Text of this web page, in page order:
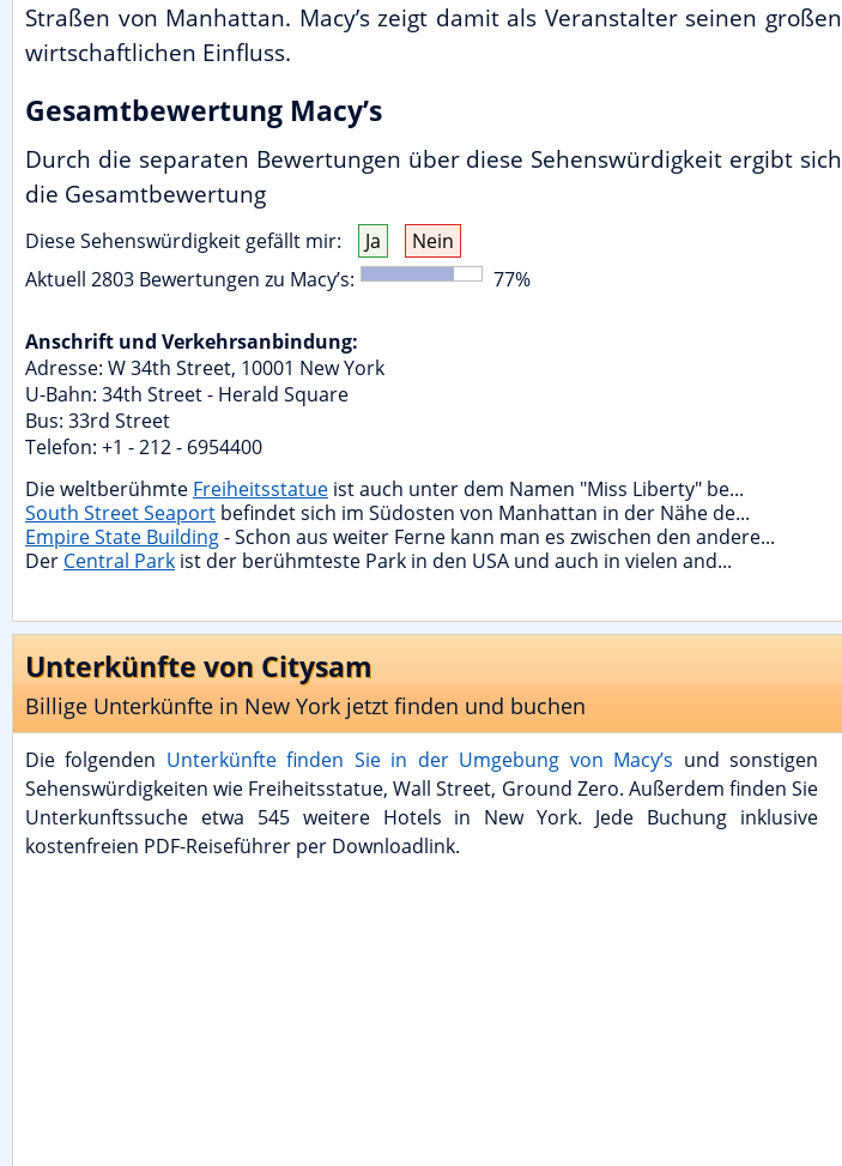
Straßen von Manhattan. Macy’s zeigt damit als Veranstalter seinen großen
wirtschaftlichen Einfluss.
Gesamtbewertung Macy’s
Durch die separaten Bewertungen über diese Sehenswürdigkeit ergibt sich
die Gesamtbewertung
Diese Sehenswürdigkeit gefällt mir: Ja
Nein
Aktuell 2803 Bewertungen zu Macy’s: 77%
Anschrift und Verkehrsanbindung:
Adresse: W 34th Street, 10001 New York
U-Bahn: 34th Street - Herald Square
Bus: 33rd Street
Telefon: +1 - 212 - 6954400
Die weltberühmte Freiheitsstatue ist auch unter dem Namen "Miss Liberty" be...
South Street Seaport befindet sich im Südosten von Manhattan in der Nähe de...
Empire State Building- Schon aus weiter Ferne kann man es zwischen den andere...
Der Central Park ist der berühmteste Park in den USA und auch in vielen and...
Unterkünfte von Citysam
Billige Unterkünfte in New York jetzt finden und buchen
Die folgenden Unterkünfte finden Sie in der Umgebung von Macy’s und sonstigen
Sehenswürdigkeiten wie Freiheitsstatue, Wall Street, Ground Zero. Außerdem finden Sie
Unterkunftssuche etwa 545 weitere Hotels in New York. Jede Buchung inklusive
kostenfreien PDF-Reiseführer per Downloadlink.